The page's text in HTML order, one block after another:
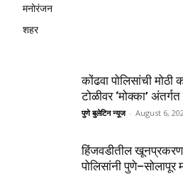
मनोरंजन
शहर
कोंढवा पोलिसांची मोठी
टोळीवर ‘मोक्का’
पुणे बुलेटिन न्यूज - August 6,
हिंजवडीतील
पोलिसांनी पुणे–सोलापूर